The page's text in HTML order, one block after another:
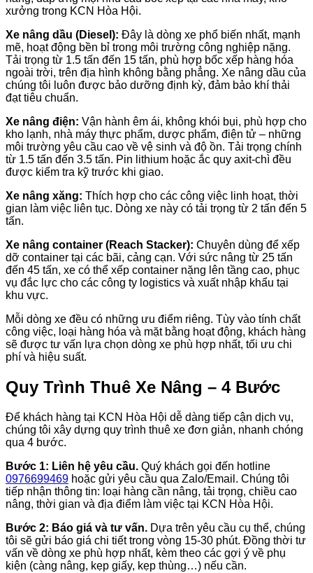
xưởng trong KCN Hòa Hội.
Xe nâng dầu (Diesel): Đây là dòng xe phổ biến nhất, mạnh
mẽ, hoạt động bền bỉ trong môi trường công nghiệp nặng.
Tải trọng từ 1.5 tấn đến 15 tấn, phù hợp bốc xếp hàng hóa
ngoài trời, trên địa hình không bằng phẳng. Xe nâng dầu của
chúng tôi luôn được bảo dưỡng định kỳ, đảm bảo khí thải
đạt tiêu chuẩn.
Xe nâng điện: Vận hành êm ái, không khói bụi, phù hợp cho
kho lạnh, nhà máy thực phẩm, dược phẩm, điện tử – những
môi trường yêu cầu cao về vệ sinh và độ ồn. Tải trọng chính
từ 1.5 tấn đến 3.5 tấn. Pin lithium hoặc ắc quy axit-chì đều
được kiểm tra kỹ trước khi giao.
Xe nâng xăng: Thích hợp cho các công việc linh hoạt, thời
gian làm việc liên tục. Dòng xe này có tải trọng từ 2 tấn đến 5
tấn.
Xe nâng container (Reach Stacker): Chuyên dùng để xếp
dỡ container tại các bãi, cảng cạn. Với sức nâng từ 25 tấn
đến 45 tấn, xe có thể xếp container nặng lên tầng cao, phục
vụ đắc lực cho các công ty logistics và xuất nhập khẩu tại
khu vực.
Mỗi dòng xe đều có những ưu điểm riêng. Tùy vào tính chất
công việc, loại hàng hóa và mặt bằng hoạt động, khách hàng
sẽ được tư vấn lựa chọn dòng xe phù hợp nhất, tối ưu chi
phí và hiệu suất.
Quy Trình Thuê Xe Nâng – 4 Bước
Để khách hàng tại KCN Hòa Hội dễ dàng tiếp cận dịch vụ,
chúng tôi xây dựng quy trình thuê xe đơn giản, nhanh chóng
qua 4 bước.
Bước 1: Liên hệ yêu cầu. Quý khách gọi đến hotline
0976699469 hoặc gửi yêu cầu qua Zalo/Email. Chúng tôi
tiếp nhận thông tin: loại hàng cần nâng, tải trọng, chiều cao
nâng, thời gian và địa điểm làm việc tại KCN Hòa Hội.
Bước 2: Báo giá và tư vấn. Dựa trên yêu cầu cụ thể, chúng
tôi sẽ gửi báo giá chi tiết trong vòng 15-30 phút. Đồng thời tư
vấn về dòng xe phù hợp nhất, kèm theo các gợi ý về phụ
kiện (càng nâng, kẹp giấy, kẹp thùng…) nếu cần.